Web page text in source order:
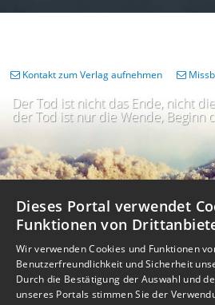
Der Tod ist nicht das Ende, nicht
der Tod ist nur die Wende, Beginn
Kontakt zum Verlag aufnehmen
Impressum Nutzungsbedingungen
Dieses Portal verwendet
Funktionen von
Wir verwenden Cookies und Funktionen
Benutzerfreundlichkeit und Sicherheit
Durch die Bestätigung der Auswahl und
unseres Portals stimmen Sie der